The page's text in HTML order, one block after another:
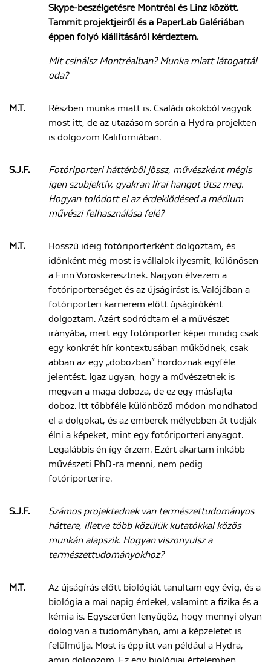
Skype-beszélgetésre Montréal és Linz között.
Tammit projektjeiről és a PaperLab Galériában
éppen folyó kiállításáról kérdeztem.
Mit csinálsz Montréalban? Munka miatt látogattál
oda?
M.T.
Részben munka miatt is. Családi okokból vagyok
most itt, de az utazásom során a Hydra projekten
is dolgozom Kaliforniában.
S.J.F.
Fotóriporteri háttérből jössz, művészként mégis
igen szubjektív, gyakran lírai hangot ütsz meg.
Hogyan tolódott el az érdeklődésed a médium
művészi felhasználása felé?
M.T.
Hosszú ideig fotóriporterként dolgoztam, és
időnként még most is vállalok ilyesmit, különösen
a Finn Vöröskeresztnek. Nagyon élvezem a
fotóriporterséget és az újságírást is. Valójában a
fotóriporteri karrierem előtt újságíróként
dolgoztam. Azért sodródtam el a művészet
irányába, mert egy fotóriporter képei mindig csak
egy konkrét hír kontextusában működnek, csak
abban az egy „dobozban” hordoznak egyféle
jelentést. Igaz ugyan, hogy a művészetnek is
megvan a maga doboza, de ez egy másfajta
doboz. Itt többféle különböző módon mondhatod
el a dolgokat, és az emberek mélyebben át tudják
élni a képeket, mint egy fotóriporteri anyagot.
Legalábbis én így érzem. Ezért akartam inkább
művészeti PhD-ra menni, nem pedig
fotóriporterire.
S.J.F.
Számos projektednek van természettudományos
háttere, illetve több közülük kutatókkal közös
munkán alapszik. Hogyan viszonyulsz a
természettudományokhoz?
M.T.
Az újságírás előtt biológiát tanultam egy évig, és a
biológia a mai napig érdekel, valamint a fizika és a
kémia is. Egyszerűen lenyűgöz, hogy mennyi olyan
dolog van a tudományban, ami a képzeletet is
felülmúlja. Most is épp itt van például a Hydra,
amin dolgozom. Ez egy biológiai értelemben